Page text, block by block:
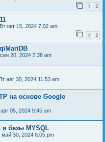
1 2
Вт окт 15, 2024 7:02 am
1 2
20, 2024 7:38 am
авг 30, 2024 11:53 am
на основе Google
05, 2024 9:45 am
и базы MYSQL
май 30, 2024 6:05 pm